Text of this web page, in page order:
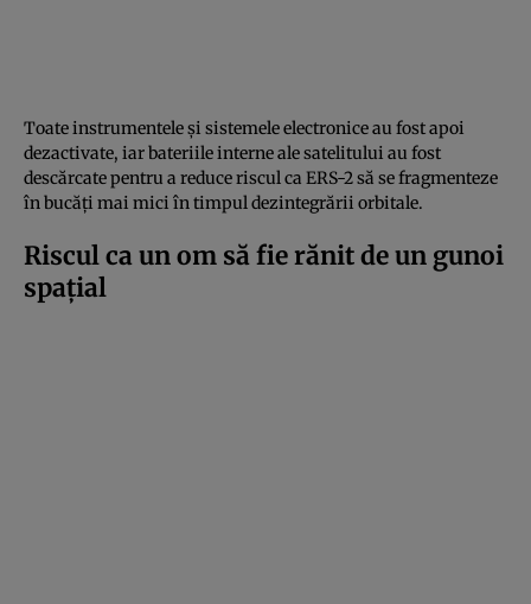
Toate instrumentele și sistemele electronice au fost apoi
dezactivate, iar bateriile interne ale satelitului au fost
descărcate pentru a reduce riscul ca ERS-2 să se fragmenteze
în bucăți mai mici în timpul dezintegrării orbitale.
Riscul ca un om să fie rănit de un gunoi
spațial